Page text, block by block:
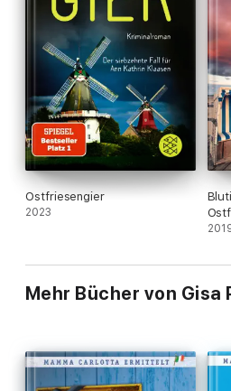
Ostfriesengier
2023
Mehr Bücher von Gisa